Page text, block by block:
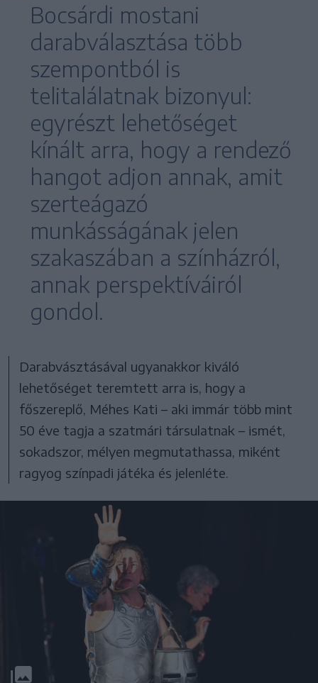
Bocsárdi mostani
darabválasztása több
szempontból is
telitalálatnak bizonyul:
egyrészt lehetőséget
kínált arra, hogy a rendező
hangot adjon annak, amit
szerteágazó
munkásságának jelen
szakaszában a színházról,
annak perspektíváiról
gondol.
Darabvásztásával ugyanakkor kiváló
lehetőséget teremtett arra is, hogy a
főszereplő, Méhes Kati – aki immár több mint
50 éve tagja a szatmári társulatnak – ismét,
sokadszor, mélyen megmutathassa, miként
ragyog színpadi játéka és jelenléte.